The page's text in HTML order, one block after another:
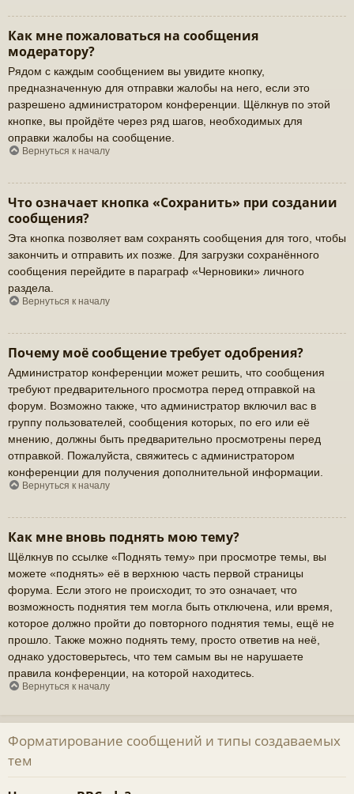
Как мне пожаловаться на сообщения
модератору?
Рядом с каждым сообщением вы увидите кнопку,
предназначенную для отправки жалобы на него, если это
разрешено администратором конференции. Щёлкнув по этой
кнопке, вы пройдёте через ряд шагов, необходимых для
оправки жалобы на сообщение.
Вернуться к началу
Что означает кнопка «Сохранить» при создании
сообщения?
Эта кнопка позволяет вам сохранять сообщения для того, чтобы
закончить и отправить их позже. Для загрузки сохранённого
сообщения перейдите в параграф «Черновики» личного
раздела.
Вернуться к началу
Почему моё сообщение требует одобрения?
Администратор конференции может решить, что сообщения
требуют предварительного просмотра перед отправкой на
форум. Возможно также, что администратор включил вас в
группу пользователей, сообщения которых, по его или её
мнению, должны быть предварительно просмотрены перед
отправкой. Пожалуйста, свяжитесь с администратором
конференции для получения дополнительной информации.
Вернуться к началу
Как мне вновь поднять мою тему?
Щёлкнув по ссылке «Поднять тему» при просмотре темы, вы
можете «поднять» её в верхнюю часть первой страницы
форума. Если этого не происходит, то это означает, что
возможность поднятия тем могла быть отключена, или время,
которое должно пройти до повторного поднятия темы, ещё не
прошло. Также можно поднять тему, просто ответив на неё,
однако удостоверьтесь, что тем самым вы не нарушаете
правила конференции, на которой находитесь.
Вернуться к началу
Форматирование сообщений и типы создаваемых
тем